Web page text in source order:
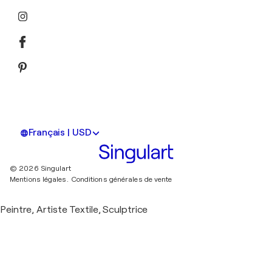
Français | USD
© 2026 Singulart
Mentions légales. Conditions générales de vente
Peintre, Artiste Textile, Sculptrice